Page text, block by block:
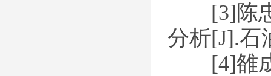
[3]陈忠
分析[J].石
[4]雒成